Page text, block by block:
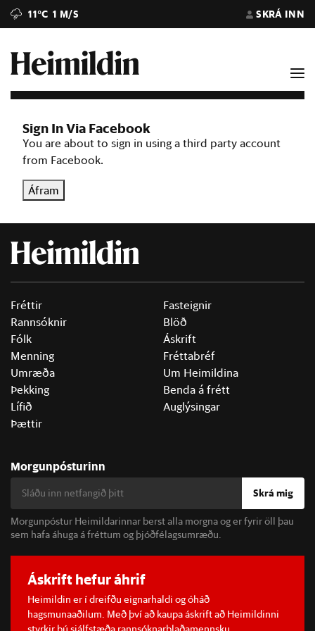
11°C 1 M/S SKRÁ INN
Sign In Via Facebook
You are about to sign in using a third party account
from Facebook.
Áfram
Fréttir
Rannsóknir
Fólk
Menning
Umræða
Þekking
Lífið
Þættir
Fasteignir
Blöð
Áskrift
Fréttabréf
Um Heimildina
Benda á frétt
Auglýsingar
Morgunpósturinn
Skrá mig
Morgunpóstur Heimildarinnar berst alla morgna og er fyrir öll þau
sem hafa áhuga á fréttum og þjóðfélagsumræðu.
Áskrift hefur áhrif
Heimildin er í dreifðu eignarhaldi og óháð
hagsmunaaðilum. Með því að kaupa áskrift að Heimildinni